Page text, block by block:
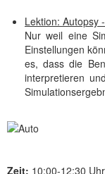
Lektion: Autopsy
Nur weil eine
Einstellungen
es, dass die
interpretieren
Zeit: 10:00-12:30 Uhr